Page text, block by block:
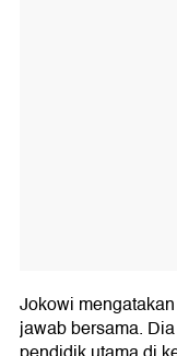
Jokowi
jawab bersama.